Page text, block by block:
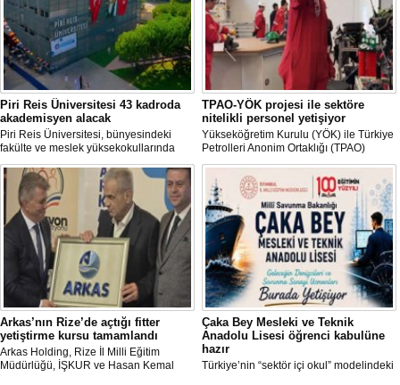
Piri Reis Üniversitesi 43 kadroda
akademisyen alacak
Piri Reis Üniversitesi, bünyesindeki
fakülte ve meslek yüksekokullarında
görevlendirilmek üzere toplam 43
akademisyen alımı yapacağını duyurdu.
Başvurular 10 Ağustos 2026 tarihine
kadar devam edecek.
TPAO-YÖK projesi ile sektöre
nitelikli personel yetişiyor
Yükseköğretim Kurulu (YÖK) ile Türkiye
Petrolleri Anonim Ortaklığı (TPAO)
arasında imzalanan protokolle hayata
geçirilen "Açık Deniz Teknolojisi"
programları sektöre nitelikli personel
yetiştiriyor.
Arkas’nın Rize’de açtığı fitter
yetiştirme kursu tamamlandı
Arkas Holding, Rize İl Milli Eğitim
Müdürlüğü, İŞKUR ve Hasan Kemal
Çaka Bey Mesleki ve Teknik
Anadolu Lisesi öğrenci kabulüne
hazır
Türkiye’nin “sektör içi okul” modelindeki